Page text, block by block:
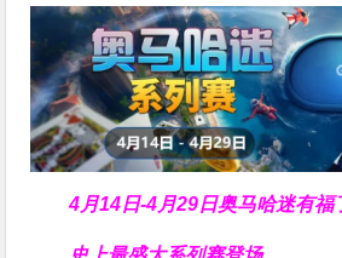
4月14日-4月29日奥马哈迷有福